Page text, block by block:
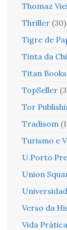
Thomaz
Thriller (30)
Tigre de
Tinta da
Titan Books
TopSeller
Tor
Tradisom
Turismo e
U.Porto
Union
Verso da
Vida Prática